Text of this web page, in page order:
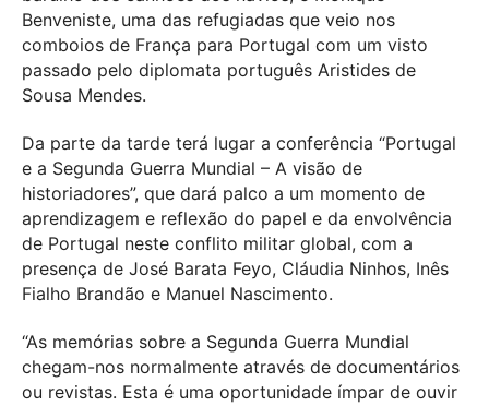
Benveniste, uma das refugiadas que veio nos
comboios de França para Portugal com um visto
passado pelo diplomata português Aristides de
Sousa Mendes.
Da parte da tarde terá lugar a conferência “Portugal
e a Segunda Guerra Mundial – A visão de
historiadores”, que dará palco a um momento de
aprendizagem e reflexão do papel e da envolvência
de Portugal neste conflito militar global, com a
presença de José Barata Feyo, Cláudia Ninhos, Inês
Fialho Brandão e Manuel Nascimento.
“As memórias sobre a Segunda Guerra Mundial
chegam-nos normalmente através de documentários
ou revistas. Esta é uma oportunidade ímpar de ouvir